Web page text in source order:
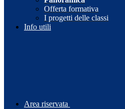
Offerta formativa
I progetti delle classi
Info utili
Area riservata